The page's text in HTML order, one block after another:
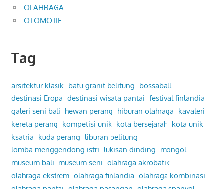
OLAHRAGA
OTOMOTIF
Tag
arsitektur klasik batu granit belitung bossaball
destinasi Eropa destinasi wisata pantai festival finlandia
galeri seni bali hewan perang hiburan olahraga kavaleri
kereta perang kompetisi unik kota bersejarah kota unik
ksatria kuda perang liburan belitung
lomba menggendong istri lukisan dinding mongol
museum bali museum seni olahraga akrobatik
olahraga ekstrem olahraga finlandia olahraga kombinasi